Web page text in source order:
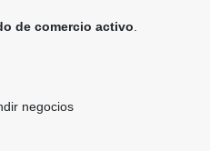
de comercio activo
negocios